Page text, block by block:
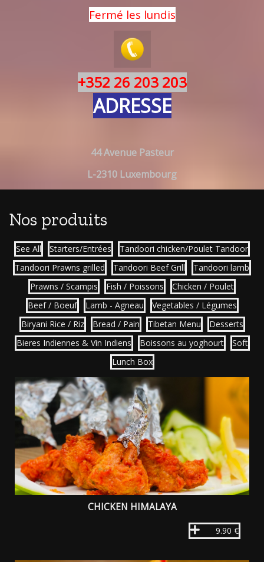
Fermé les lundis
+352 26 203 203
ADRESSE
44 Avenue Pasteur
L-2310 Luxembourg
Nos produits
See All Starters/Entrées
Tandoori chicken/Poulet Tandoor
Tandoori Prawns grilled
Tandoori Beef Grill
Tandoori lamb
Prawns / Scampis
Fish / Poissons
Chicken / Poulet
Beef / Boeuf
Lamb - Agneau
Vegetables / Légumes
Biryani Rice / Riz
Bread / Pain Tibetan Menu
Desserts
Bieres Indiennes & Vin Indiens
Boissons au yoghourt
Soft
Lunch Box
CHICKEN HIMALAYA
9.90 €